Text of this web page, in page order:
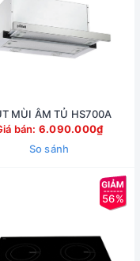
MÙI ÂM TỦ HS700A
bán: 6.090.000₫
So sánh
56%